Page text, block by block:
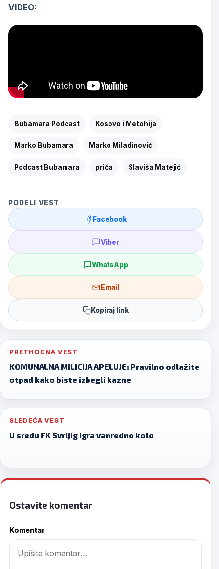
VIDEO:
Bubamara Podcast Kosovo i Metohija
Marko Bubamara Marko Miladinović
Podcast Bubamara priča Slaviša Matejić
PODELI VEST
Facebook
Viber
WhatsApp
Email
Kopiraj link
Post
navigation
PRETHODNA VEST
KOMUNALNA MILICIJA APELUJE: Pravilno odlažite
otpad kako biste izbegli kazne
SLEDEĆA VEST
U sredu FK Svrljig igra vanredno kolo
Ostavite komentar
Komentar